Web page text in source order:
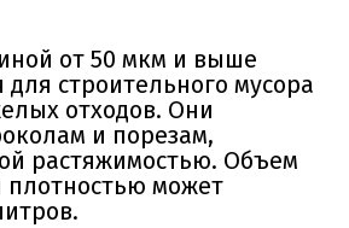
от 50 мкм и выше
строительного мусора
отходов. Они
и порезам,
растяжимостью. Объем
плотностью может